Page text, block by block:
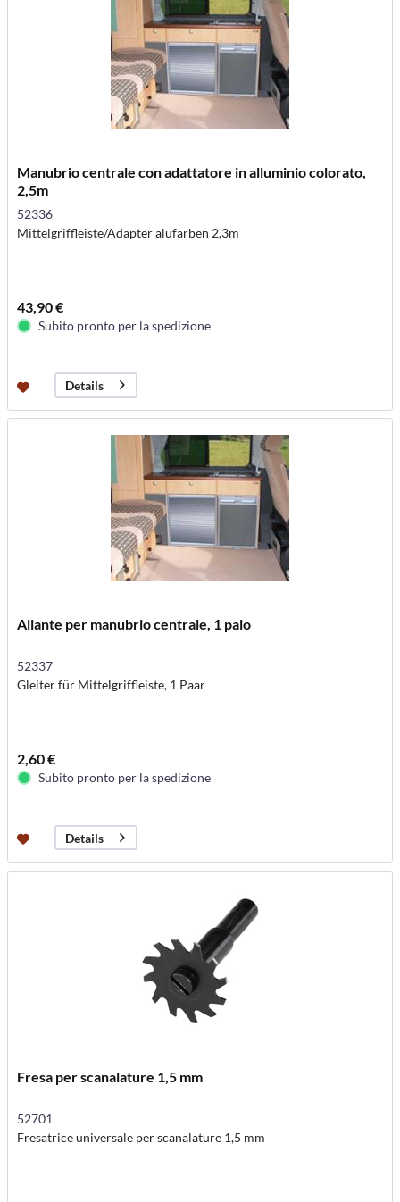
Manubrio centrale con adattatore in alluminio colorato,
2,5m
52336
Mittelgriffleiste/Adapter alufarben 2,3m
43,90 €
Subito pronto per la spedizione
Details
Aliante per manubrio centrale, 1 paio
52337
Gleiter für Mittelgriffleiste, 1 Paar
2,60 €
Subito pronto per la spedizione
Details
Fresa per scanalature 1,5 mm
52701
Fresatrice universale per scanalature 1,5 mm